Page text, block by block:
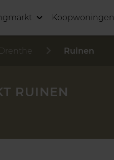
Koopwoningen
Drenthe Ruinen
RUINEN